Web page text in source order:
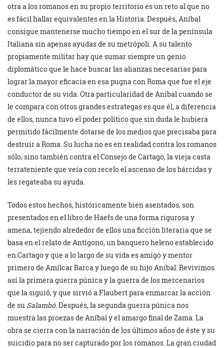
otra a los romanos en su propio territorio es un reto al que no
es fácil hallar equivalentes en la Historia. Después, Aníbal
consigue mantenerse mucho tiempo en el sur de la península
Italiana sin apenas ayudas de su metrópoli. A su talento
propiamente militar hay que sumar siempre un genio
diplomático que le hace buscar las alianzas necesarias para
lograr la mayor eficacia en esa pugna con Roma que fue el eje
conductor de su vida. Otra particularidad de Aníbal cuando se
le compara con otros grandes estrategas es que él, a diferencia
de ellos, nunca tuvo el poder político que sin duda le hubiera
permitido fácilmente dotarse de los medios que precisaba para
destruir a Roma. Su lucha no es en realidad contra los romanos
sólo, sino también contra el Consejo de Cartago, la vieja casta
terrateniente que veía con recelo el ascenso de los bárcidas y
les regateaba su ayuda.
Todos estos hechos, históricamente bien asentados, son
presentados en el libro de Haefs de una forma rigurosa y
amena, tejiendo alrededor de ellos una ficción literaria que se
basa en el relato de Antígono, un banquero heleno establecido
en Cartago y que a lo largo de su vida es amigo y mentor
primero de Amílcar Barca y luego de su hijo Aníbal. Revivimos
así la primera guerra púnica y la guerra de los mercenarios
que la siguió, y que sirvió a Flaubert para enmarcar la acción
de su Salambó. Después, la segunda guerra púnica nos
muestra las proezas de Aníbal y el amargo final de Zama. La
obra se cierra con la narración de los últimos años de éste y su
suicidio para no ser capturado por los romanos. La gran ciudad